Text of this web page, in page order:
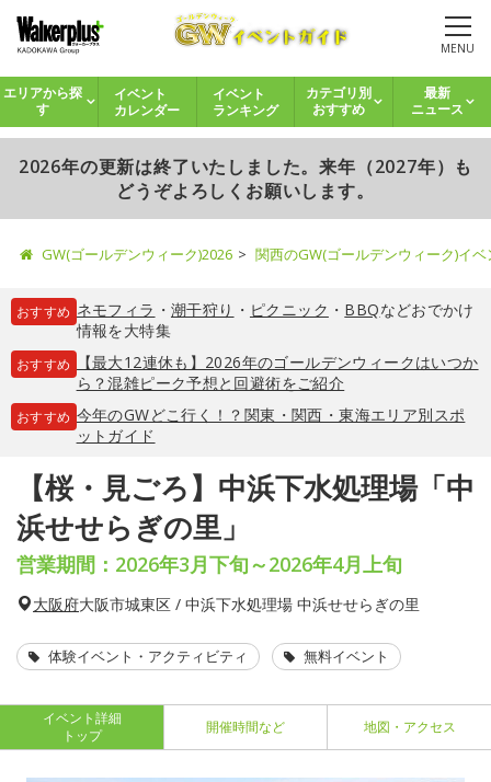
MENU
エリアから探
す
イベント
カレンダー
イベント
ランキング
カテゴリ別
おすすめ
最新
ニュース
2026年の更新は終了いたしました。来年（2027年）も
どうぞよろしくお願いします。
GW(ゴールデンウィーク)2026 関西のGW(ゴールデンウィーク)イ
おすすめ ネモフィラ ・ 潮干狩り ・ ピクニック ・ BBQなどおでかけ
情報を大特集
おすすめ
【最大12連休も】2026年のゴールデンウィークはいつか
ら？混雑ピーク予想と回避術をご紹介
おすすめ 今年のGWどこ行く！？関東・関西・東海エリア別スポ
ットガイド
【桜・見ごろ】中浜下水処理場「中
浜せせらぎの里」
営業期間：2026年3月下旬～2026年4月上旬
大阪府大阪市城東区 / 中浜下水処理場 中浜せせらぎの里
体験イベント・アクティビティ 無料イベント
イベント詳細
トップ
開催時間など 地図・アクセス